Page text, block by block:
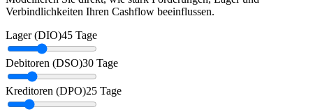
Verbindlichkeiten Ihren Cashflow beeinflussen.
Lager (DIO)45 Tage
Debitoren (DSO)30 Tage
Kreditoren (DPO)25 Tage